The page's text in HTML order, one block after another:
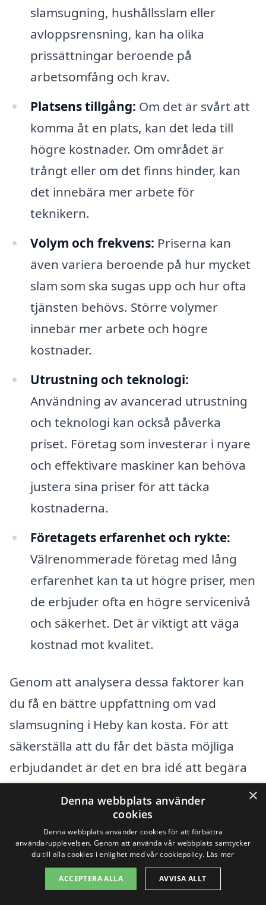
slamsugning, hushållsslam eller
avloppsrensning, kan ha olika
prissättningar beroende på
arbetsomfång och krav.
Platsens tillgång: Om det är svårt att
komma åt en plats, kan det leda till
högre kostnader. Om området är
trångt eller om det finns hinder, kan
det innebära mer arbete för
teknikern.
Volym och frekvens: Priserna kan
även variera beroende på hur mycket
slam som ska sugas upp och hur ofta
tjänsten behövs. Större volymer
innebär mer arbete och högre
kostnader.
Utrustning och teknologi:
Användning av avancerad utrustning
och teknologi kan också påverka
priset. Företag som investerar i nyare
och effektivare maskiner kan behöva
justera sina priser för att täcka
kostnaderna.
Företagets erfarenhet och rykte:
Välrenommerade företag med lång
erfarenhet kan ta ut högre priser, men
de erbjuder ofta en högre servicenivå
och säkerhet. Det är viktigt att väga
kostnad mot kvalitet.
Genom att analysera dessa faktorer kan
du få en bättre uppfattning om vad
slamsugning i Heby kan kosta. För att
säkerställa att du får det bästa möjliga
erbjudandet är det en bra idé att begära
offerter från flera olika företag. Detta gör
att du kan jämföra priser, tjänster och
kundrecensioner för att hitta det
alternativ som passar dina behov bäst.
Att använda en plattform som
×
Denna webbplats använder
cookies
Denna webbplats använder cookies för att förbättra
användarupplevelsen. Genom att använda vår webbplats samtycker
du till alla cookies i enlighet med vår cookiepolicy. Läs mer
ACCEPTERA ALLA AVVISA ALLT